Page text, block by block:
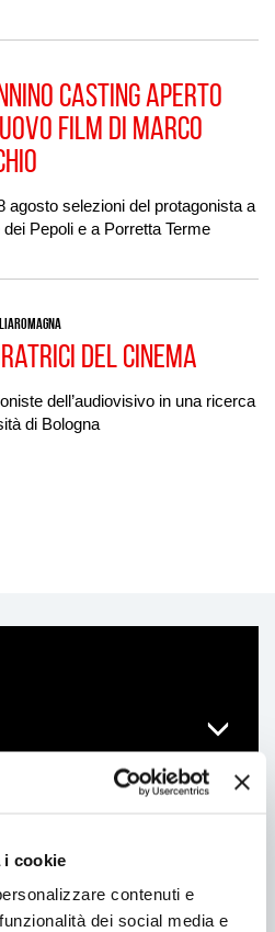
i cookie
contenuti e
dei social media e
casting aperto
film di Marco
agosto selezioni del protagonista a
Pepoli e a Porretta Terme
del cinema
dell’audiovisivo in una ricerca
di Bologna